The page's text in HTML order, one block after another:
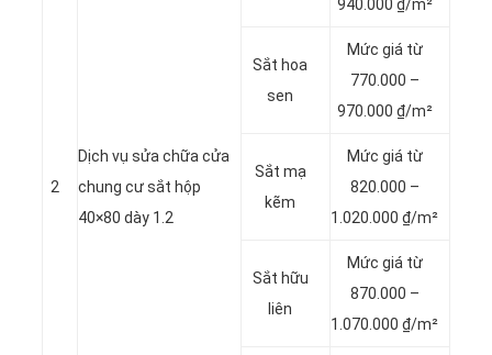
2
Dịch vụ sửa chữa cửa
chung cư sắt hộp
40×80 dày 1.2
940.000 ₫/m²
Sắt hoa
sen
Mức giá từ
770.000 –
970.000 ₫/m²
Sắt mạ
kẽm
Mức giá từ
820.000 –
1.020.000 ₫/m²
Sắt hữu
liên
Mức giá từ
870.000 –
1.070.000 ₫/m²